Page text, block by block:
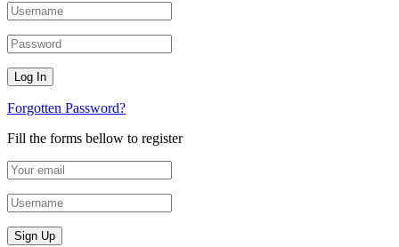
Forgotten Password?
Fill the forms bellow to register